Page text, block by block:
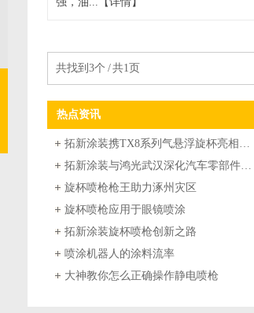
共找到3个 / 共1页
热点资讯
拓新涂装携TX8系列气悬浮旋杯亮相越南VINAMBC展会，以创新技术赋能东南亚涂装产
拓新涂装与鸿光武汉深化汽车零部件静电喷涂合作
旋杯喷枪枪王助力涿州灾区
旋杯喷枪应用于眼镜喷涂
拓新涂装旋杯喷枪创新之路
喷涂机器人的涂料流率
大神教你怎么正确操作静电喷枪